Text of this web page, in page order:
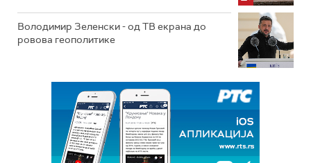
Володимир Зеленски - од ТВ екрана до
ровова геополитике